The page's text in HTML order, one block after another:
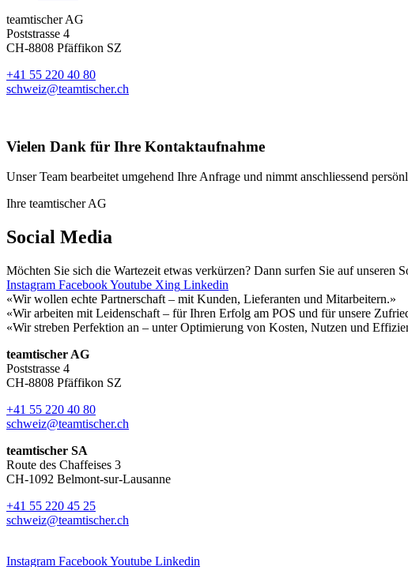
teamtischer AG
Poststrasse 4
CH-8808 Pfäffikon SZ
+41 55 220 40 80
schweiz@teamtischer.ch
Vielen Dank für Ihre Kontaktaufnahme
Unser Team bearbeitet umgehend Ihre Anfrage und nimmt anschliessend
Ihre teamtischer AG
Social Media
Möchten Sie sich die Wartezeit etwas verkürzen? Dann surfen Sie auf unseren
Instagram FacebookYoutube Xing Linkedin
«Wir wollen echte Partnerschaft – mit Kunden, Lieferanten und Mitarbeitern.»
«Wir arbeiten mit Leidenschaft – für Ihren Erfolg am POS und für unsere
«Wir streben Perfektion an – unter Optimierung von Kosten, Nutzen und
teamtischer AG
Poststrasse 4
CH-8808 Pfäffikon SZ
+41 55 220 40 80
schweiz@teamtischer.ch
teamtischer SA
Route des Chaffeises 3
CH-1092 Belmont-sur-Lausanne
+41 55 220 45 25
schweiz@teamtischer.ch
Instagram FacebookYoutube Linkedin